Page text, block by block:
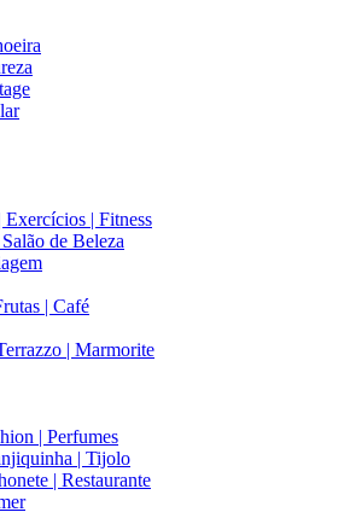
Exercícios | Fitness
de Beleza
| Café
| Marmorite
| Perfumes
| Tijolo
| Restaurante